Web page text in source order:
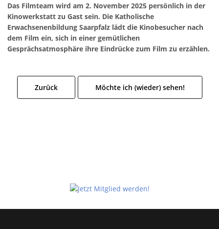
Das Filmteam wird am 2. November 2025 persönlich in der
Kinowerkstatt zu Gast sein. Die Katholische
Erwachsenenbildung Saarpfalz lädt die Kinobesucher nach
dem Film ein, sich in einer gemütlichen
Gesprächsatmosphäre ihre Eindrücke zum Film zu erzählen.
Zurück Möchte ich (wieder) sehen!